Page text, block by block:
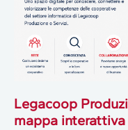
Legacoop
mappa